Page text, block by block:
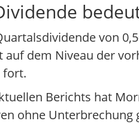
von
auf dem Niveau der
fort.
Berichts hat
ohne